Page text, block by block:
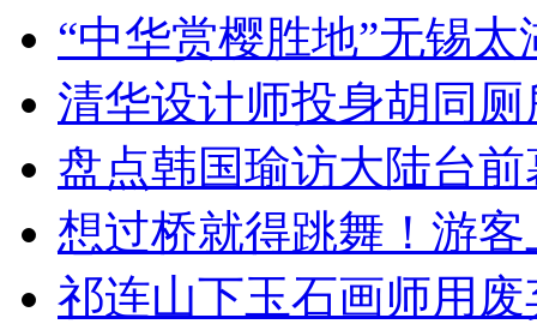
“中华赏樱胜地”无锡
清华设计师投身胡同
盘点韩国瑜访大陆台
想过桥就得跳舞！游客
祁连山下玉石画师用